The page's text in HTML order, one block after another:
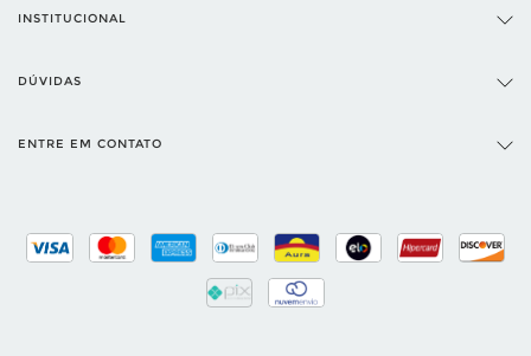
INSTITUCIONAL
DÚVIDAS
ENTRE EM CONTATO